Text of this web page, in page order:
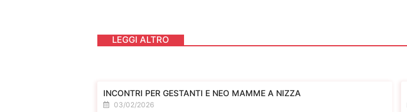
LEGGI ALTRO
INCONTRI PER GESTANTI E NEO MAMME A NIZZA
03/02/2026